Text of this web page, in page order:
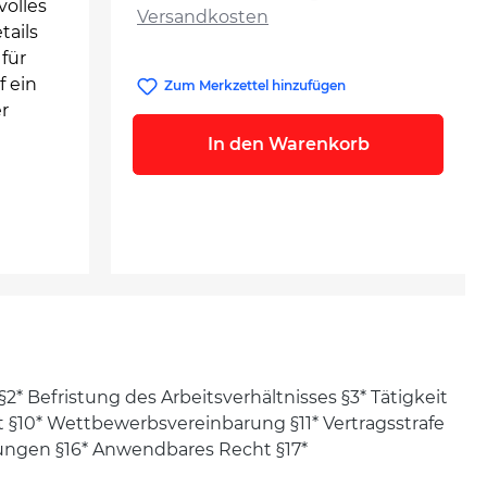
ein
Versandkosten
Zum Merkzettel hinzufügen
In den Warenkorb
Befristung des Arbeitsverhältnisses §3* Tätigkeit
Wettbewerbsvereinbarung §11* Vertragsstrafe
§16* Anwendbares Recht §17*